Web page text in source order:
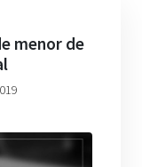
menor de